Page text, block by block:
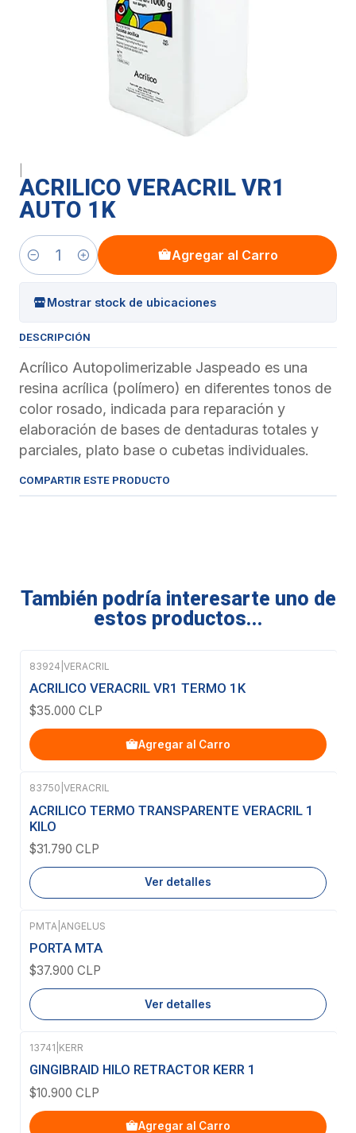
ACRILICO VERACRIL VR1
AUTO 1K
Cantidad
Agregar al Carro
Mostrar stock de ubicaciones
DESCRIPCIÓN
Acrílico Autopolimerizable Jaspeado es una
resina acrílica (polímero) en diferentes tonos de
color rosado, indicada para reparación y
elaboración de bases de dentaduras totales y
parciales, plato base o cubetas individuales.
COMPARTIR ESTE PRODUCTO
También podría interesarte uno de
estos productos...
83924 VERACRIL
ACRILICO VERACRIL VR1 TERMO 1K
$35.000 CLP
Agregar al Carro
Agotado
83750 VERACRIL
ACRILICO TERMO TRANSPARENTE VERACRIL 1
KILO
$31.790 CLP
Ver detalles
Agotado
PMTA ANGELUS
PORTA MTA
$37.900 CLP
Ver detalles
13741 KERR
GINGIBRAID HILO RETRACTOR KERR 1
$10.900 CLP
Agregar al Carro